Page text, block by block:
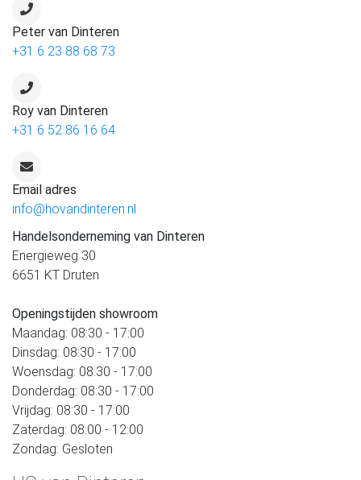
Peter van Dinteren
+31 6 23 88 68 73
Roy van Dinteren
+31 6 52 86 16 64
Email adres
info@hovandinteren.nl
Handelsonderneming van Dinteren
Energieweg 30
6651 KT Druten
Openingstijden showroom
Maandag: 08:30 - 17:00
Dinsdag: 08:30 - 17:00
Woensdag: 08:30 - 17:00
Donderdag: 08:30 - 17:00
Vrijdag: 08:30 - 17:00
Zaterdag: 08:00 - 12:00
Zondag: Gesloten